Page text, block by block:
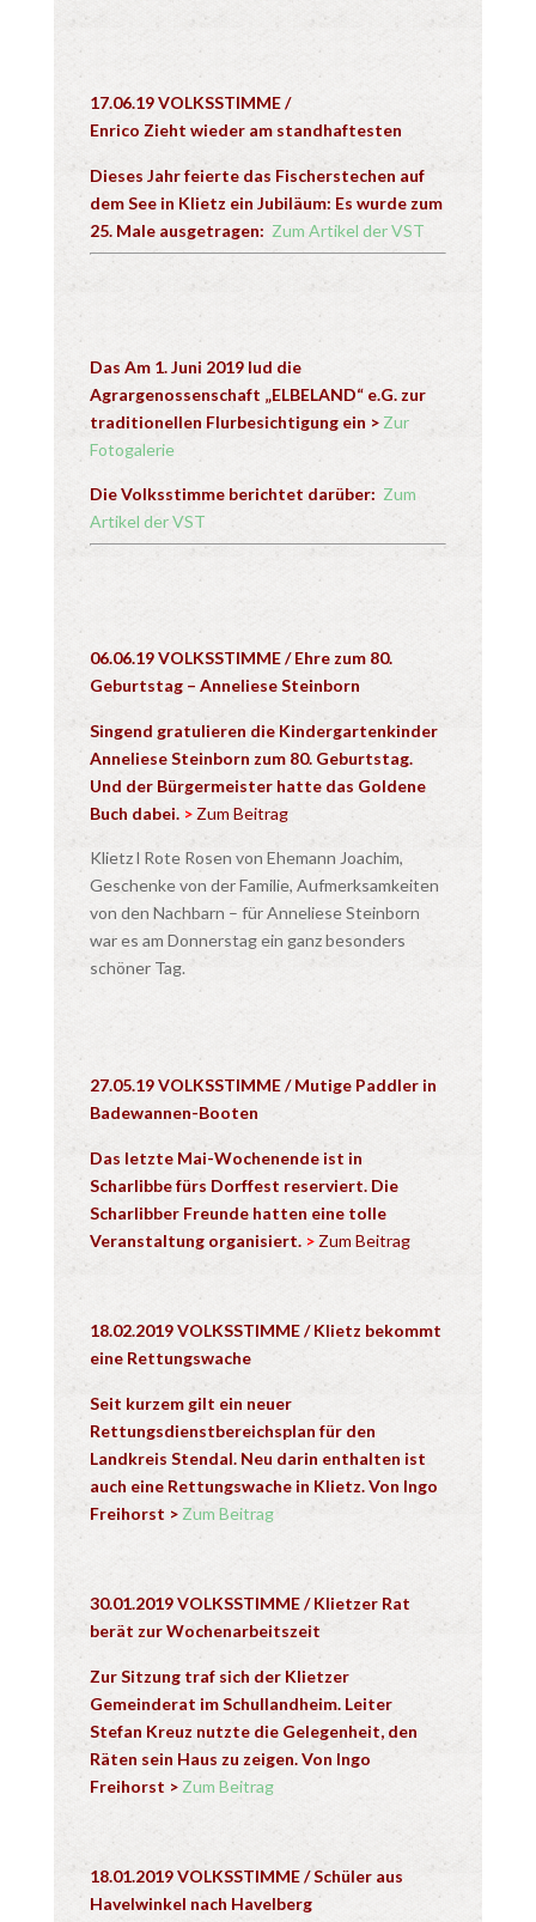
17.06.19 VOLKSSTIMME /
Enrico Zieht wieder am standhaftesten
Dieses Jahr feierte das Fischerstechen auf
dem See in Klietz ein Jubiläum: Es wurde zum
25. Male ausgetragen: Zum Artikel der VST
Das Am 1. Juni 2019 lud die
Agrargenossenschaft „ELBELAND“ e.G. zur
traditionellen Flurbesichtigung ein > Zur
Fotogalerie
Die Volksstimme berichtet darüber: Zum
Artikel der VST
06.06.19 VOLKSSTIMME / Ehre zum 80.
Geburtstag – Anneliese Steinborn
Singend gratulieren die Kindergartenkinder
Anneliese Steinborn zum 80. Geburtstag.
Und der Bürgermeister hatte das Goldene
Buch dabei. > Zum Beitrag
Klietz l Rote Rosen von Ehemann Joachim,
Geschenke von der Familie, Aufmerksamkeiten
von den Nachbarn – für Anneliese Steinborn
war es am Donnerstag ein ganz besonders
schöner Tag.
27.05.19 VOLKSSTIMME / Mutige Paddler in
Badewannen-Booten
Das letzte Mai-Wochenende ist in
Scharlibbe fürs Dorffest reserviert. Die
Scharlibber Freunde hatten eine tolle
Veranstaltung organisiert. > Zum Beitrag
18.02.2019 VOLKSSTIMME /Klietz bekommt
eine Rettungswache
Seit kurzem gilt ein neuer
Rettungsdienstbereichsplan für den
Landkreis Stendal. Neu darin enthalten ist
auch eine Rettungswache in Klietz.Von Ingo
Freihorst > Zum Beitrag
30.01.2019 VOLKSSTIMME /Klietzer Rat
berät zur Wochenarbeitszeit
Zur Sitzung traf sich der Klietzer
Gemeinderat im Schullandheim. Leiter
Stefan Kreuz nutzte die Gelegenheit, den
Räten sein Haus zu zeigen. Von Ingo
Freihorst > Zum Beitrag
18.01.2019 VOLKSSTIMME / Schüler aus
Havelwinkel nach Havelberg